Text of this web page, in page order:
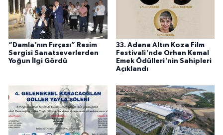
“Damla’nın Fırçası” Resim
Sergisi Sanatseverlerden
Yoğun İlgi Gördü
33. Adana Altın Koza Film
Festivali'nde Orhan Kemal
Emek Ödülleri'nin Sahipleri
Açıklandı